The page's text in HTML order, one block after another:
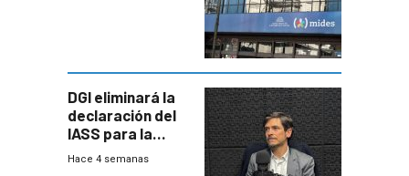
DGI eliminará la
declaración del
IASS para la
mayoría de los
Hace 4 semanas